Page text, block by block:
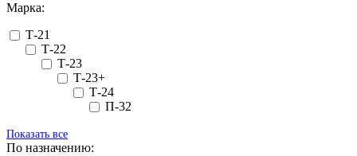
Марка:
Т-21
Т-22
Т-23
Т-23+
Т-24
П-32
Показать все
По назначению: